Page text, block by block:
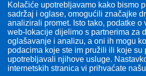
Odabrana tema: Karcinomi urogenitalnog sustava
Kolačiće upotrebljavamo kako bismo
sadržaj i oglase, omogućili značajke
analizirali promet. Isto tako, podatke o
web-lokacije dijelimo s partnerima za
oglašavanje i analizu, a oni ih mogu
podacima koje ste im pružili ili koje su
upotrebljavali njihove usluge.
internetskih stranica vi prihvaćate